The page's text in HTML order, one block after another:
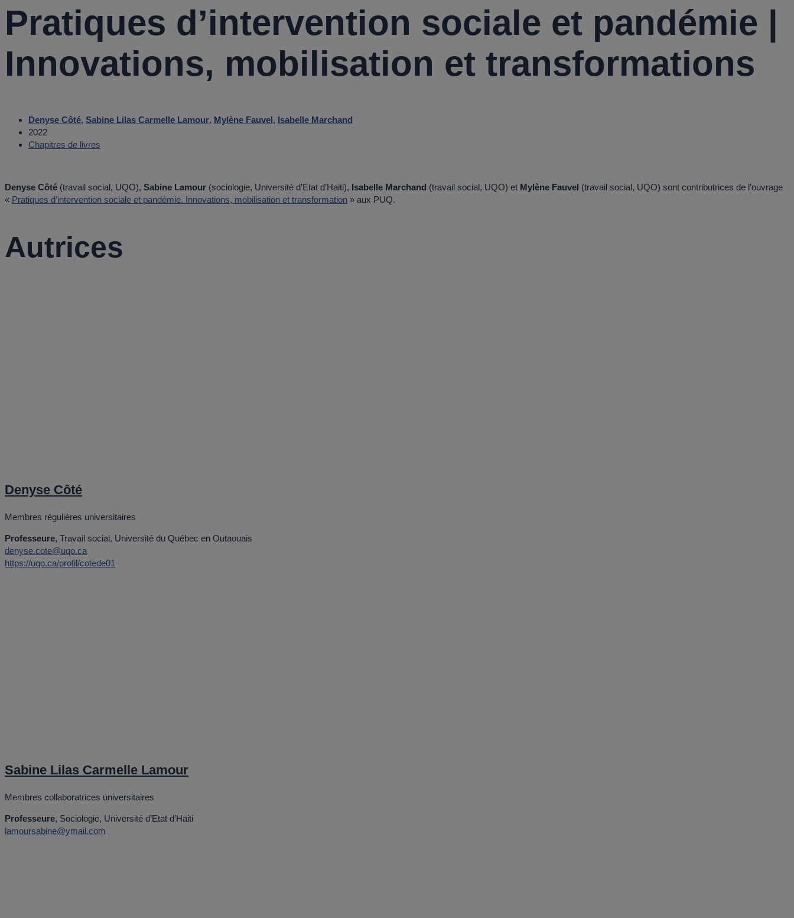
Pratiques d’intervention sociale et pandémie |
Innovations, mobilisation et transformations
Denyse Côté, Sabine Lilas Carmelle Lamour, Mylène Fauvel, Isabelle Marchand
2022
Chapitres de livres
Denyse Côté (travail social, UQO), Sabine Lamour (sociologie, Université d’Etat d’Haiti), Isabelle Marchand (travail social, UQO) et Mylène Fauvel (travail social, UQO) sont contributrices de l’ouvrage
« Pratiques d’intervention sociale et pandémie. Innovations, mobilisation et transformation » aux PUQ.
Autrices
Denyse Côté
Membres régulières universitaires
Professeure, Travail social, Université du Québec en Outaouais
denyse.cote@uqo.ca
https://uqo.ca/profil/cotede01
Sabine Lilas Carmelle Lamour
Membres collaboratrices universitaires
Professeure, Sociologie, Université d’Etat d’Haiti
lamoursabine@ymail.com